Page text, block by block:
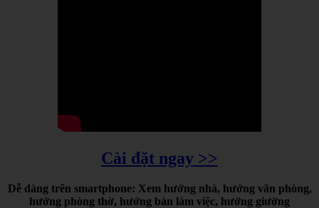
Cài đặt ngay >>
Dễ dàng trên smartphone: Xem hướng nhà, hướng văn phòng,
hướng phòng thờ, hướng bàn làm việc, hướng giường